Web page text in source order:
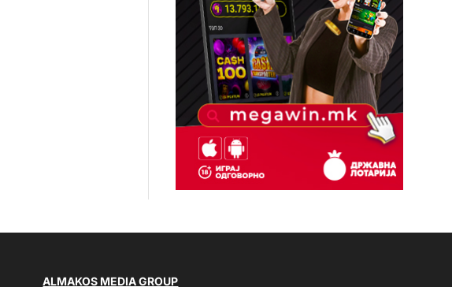
ALMAKOS MEDIA GROUP